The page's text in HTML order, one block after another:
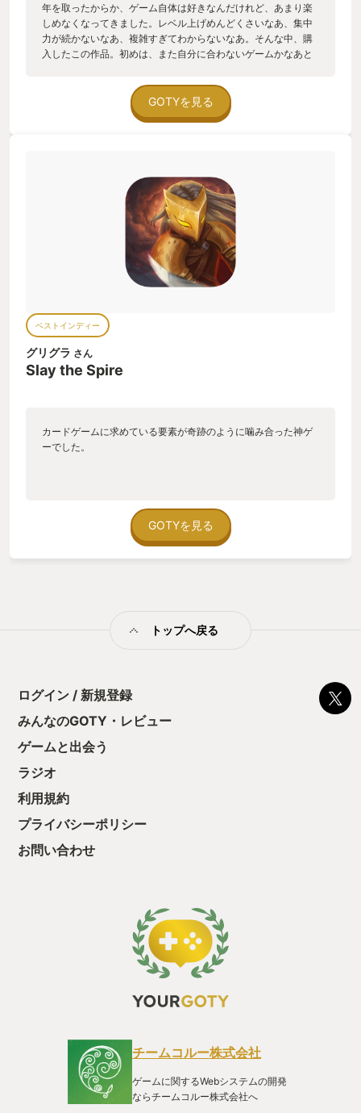
年を取ったからか、ゲーム自体は好きなんだけれど、あまり楽
しめなくなってきました。レベル上げめんどくさいなあ、集中
力が続かないなあ、複雑すぎてわからないなあ。そんな中、購
入したこの作品。初めは、また自分に合わないゲームかなあと
イするのが楽しみになるほどのめりこむ事に。欲しいカードが
来た時の高揚感、ギリギリの体力でクリアした時の達成感。裏
ボス（堕落の心臓）を初めて倒したときは、思わず立ち上がり
GOTYを見る
ベストインディー
グリグラ さん
Slay the Spire
カードゲームに求めている要素が奇跡のように噛み合った神ゲ
ーでした。
GOTYを見る
トップへ戻る
ログイン / 新規登録
みんなのGOTY・レビュー
ゲームと出会う
ラジオ
利用規約
プライバシーポリシー
お問い合わせ
チームコルー株式会社
ゲームに関するWebシステムの開発
ならチームコルー株式会社へ